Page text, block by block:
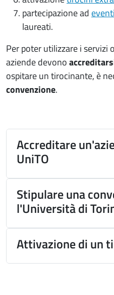
partecipazione ad
laureati.
Per poter utilizzare i servizi
aziende devono
ospitare un tirocinante, è
convenzione.
Accreditare
UniTO
Stipulare una
l'Università di
Attivazione di un